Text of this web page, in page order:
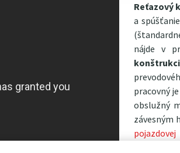
Reťazový
a
nájde v
pracovný
obslužný
závesným
pojazdovej